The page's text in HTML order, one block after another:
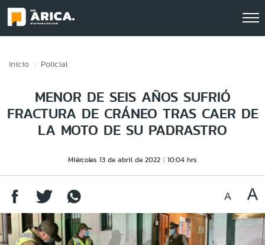
Inicio Policial
MENOR DE SEIS AÑOS SUFRIÓ
FRACTURA DE CRÁNEO TRAS CAER DE
LA MOTO DE SU PADRASTRO
Miércoles 13 de abril de 2022 10:04 hrs